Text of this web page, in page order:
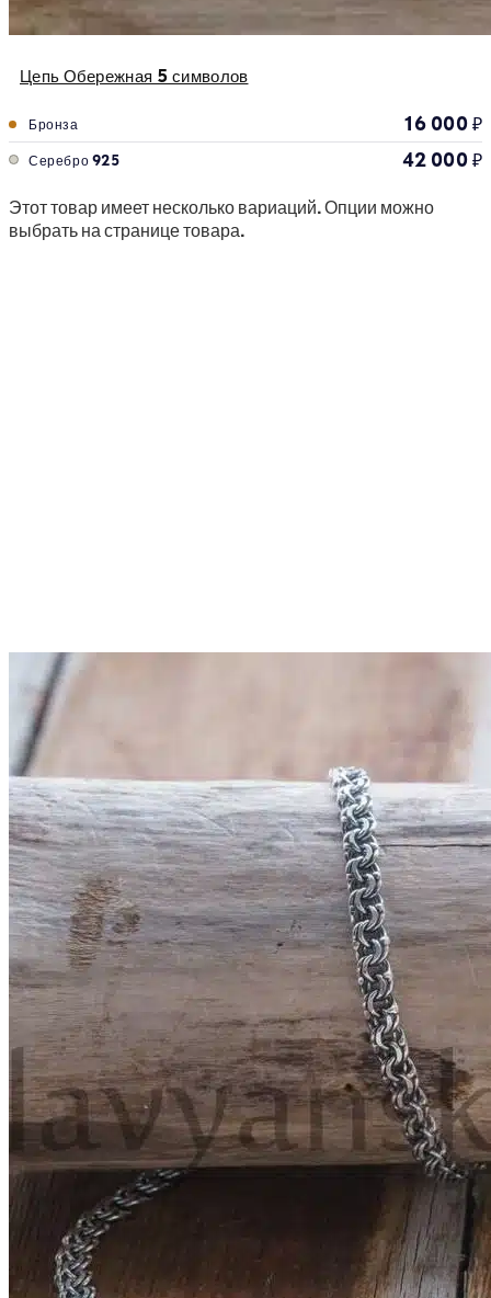
Цепь Обережная 5 символов
Бронза 16 000₽
Серебро 925 42 000₽
Этот товар имеет несколько вариаций. Опции можно
выбрать на странице товара.